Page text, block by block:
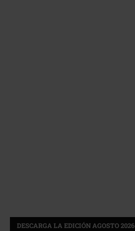
DESCARGA LA EDICIÓN AGOSTO 2026